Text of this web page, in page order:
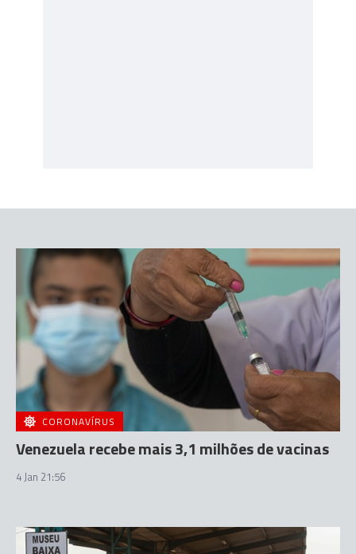
CORONAVÍRUS
Venezuela recebe mais 3,1 milhões de vacinas
4 Jan 21:56